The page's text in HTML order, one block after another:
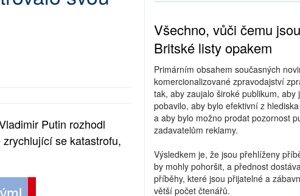
Putin rozhodl
se katastrofu,
Všechno, vůči čemu jsou
Britské listy opakem
Primárním obsahem současných
komercionalizované zpravodajství
tak, aby zaujalo široké publikum, aby
pobavilo, aby bylo efektivní z
a aby bylo možno prodat pozornost
zadavatelům reklamy.
Výsledkem je, že jsou přehlíženy
by mohly pohoršit, a přednost
příběhy, které jsou přijatelné a
větší počet čtenářů.